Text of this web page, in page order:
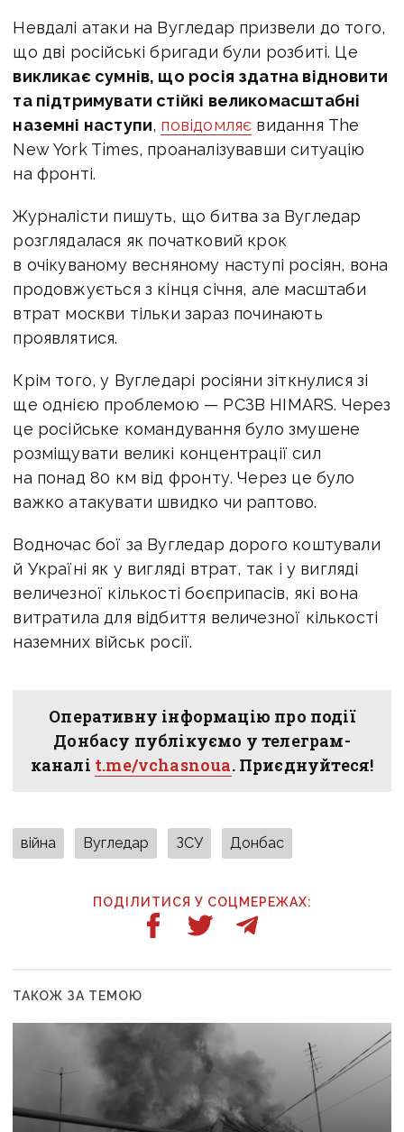
Невдалі атаки на Вугледар призвели до того,
що дві російські бригади були розбиті. Це
викликає сумнів, що росія здатна відновити
та підтримувати стійкі великомасштабні
наземні наступи, повідомляє видання The
New York Times, проаналізувавши ситуацію
на фронті.
Журналісти пишуть, що битва за Вугледар
розглядалася як початковий крок
в очікуваному весняному наступі росіян, вона
продовжується з кінця січня, але масштаби
втрат москви тільки зараз починають
проявлятися.
Крім того, у Вугледарі росіяни зіткнулися зі
ще однією проблемою — РСЗВ HIMARS. Через
це російське командування було змушене
розміщувати великі концентрації сил
на понад 80 км від фронту. Через це було
важко атакувати швидко чи раптово.
Водночас бої за Вугледар дорого коштували
й Україні як у вигляді втрат, так і у вигляді
величезної кількості боєприпасів, які вона
витратила для відбиття величезної кількості
наземних військ росії.
Оперативну інформацію про події
Донбасу публікуємо у телеграм-
каналі t.me/vchasnoua. Приєднуйтеся!
війна Вугледар ЗСУ Донбас
ПОДІЛИТИСЯ У СОЦМЕРЕЖАХ:
ТАКОЖ ЗА ТЕМОЮ